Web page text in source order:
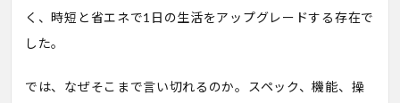
く、時短と省エネで1日の生活をアップグレードする存在で
した。
では、なぜそこまで言い切れるのか。スペック、機能、操